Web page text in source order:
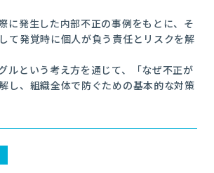
に発生した内部不正の事例をもとに、そ
て発覚時に個人が負う責任とリスクを解
ルという考え方を通じて、「なぜ不正が
し、組織全体で防ぐための基本的な対策